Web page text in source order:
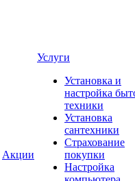
Акции
Услуги
Установка и
настройка
техники
Установка
сантехники
Страхование
покупки
Настройка